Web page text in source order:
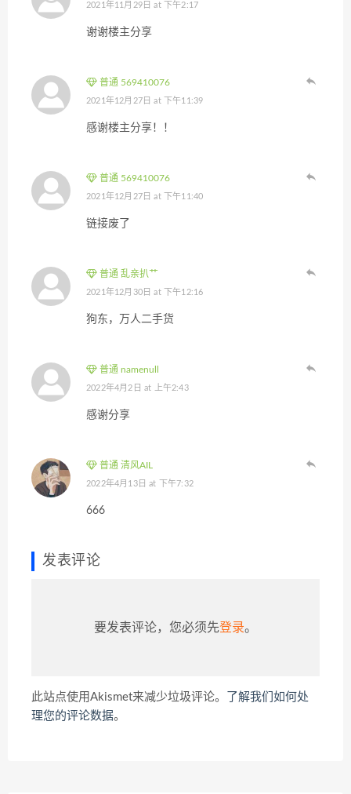
2021年11月29日 at 下午2:17
谢谢楼主分享
普通 569410076
2021年12月27日 at 下午11:39
感谢楼主分享！！
普通 569410076
2021年12月27日 at 下午11:40
链接废了
普通 乱亲扒艹
2021年12月30日 at 下午12:16
狗东，万人二手货
普通 namenull
2022年4月2日 at 上午2:43
感谢分享
普通 清风AIL
2022年4月13日 at 下午7:32
666
发表评论
要发表评论，您必须先登录。
此站点使用Akismet来减少垃圾评论。
了解我们如何处
理您的评论数据。